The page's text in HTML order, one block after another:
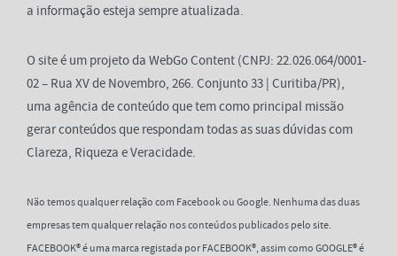
a informação esteja sempre atualizada.
O site é um projeto da WebGo Content (CNPJ: 22.026.064/0001-
02 – Rua XV de Novembro, 266. Conjunto 33 | Curitiba/PR),
uma agência de conteúdo que tem como principal missão
gerar conteúdos que respondam todas as suas dúvidas com
Clareza, Riqueza e Veracidade.
Não temos qualquer relação com Facebook ou Google. Nenhuma das duas
empresas tem qualquer relação nos conteúdos publicados pelo site.
FACEBOOK® é uma marca registada por FACEBOOK®, assim como GOOGLE® é